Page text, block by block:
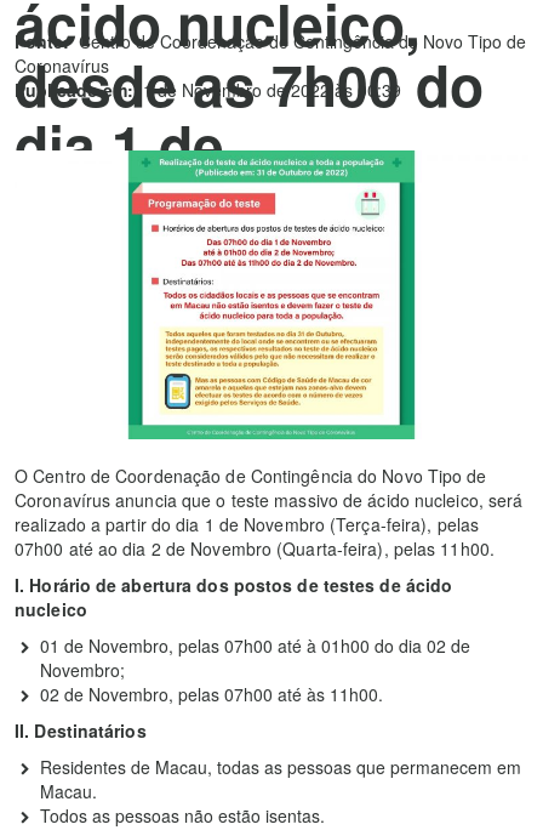
ácido nucleico,
desde as 7h00 do
dia 1 de
Novembro, até às
11h00 do dia 2 de
Novembro
Fonte: Centro de Coordenação de Contingência do Novo Tipo de
Coronavírus
Publicado em: 1 de Novembro de 2022 às 00:39
O Centro de Coordenação de Contingência do Novo Tipo de
Coronavírus anuncia que o teste massivo de ácido nucleico, será
realizado a partir do dia 1 de Novembro (Terça-feira), pelas
07h00 até ao dia 2 de Novembro (Quarta-feira), pelas 11h00.
I. Horário de abertura dos postos de testes de ácido
nucleico
01 de Novembro, pelas 07h00 até à 01h00 do dia 02 de
Novembro;
02 de Novembro, pelas 07h00 até às 11h00.
II. Destinatários
Residentes de Macau, todas as pessoas que permanecem em
Macau.
Todos as pessoas não estão isentas.